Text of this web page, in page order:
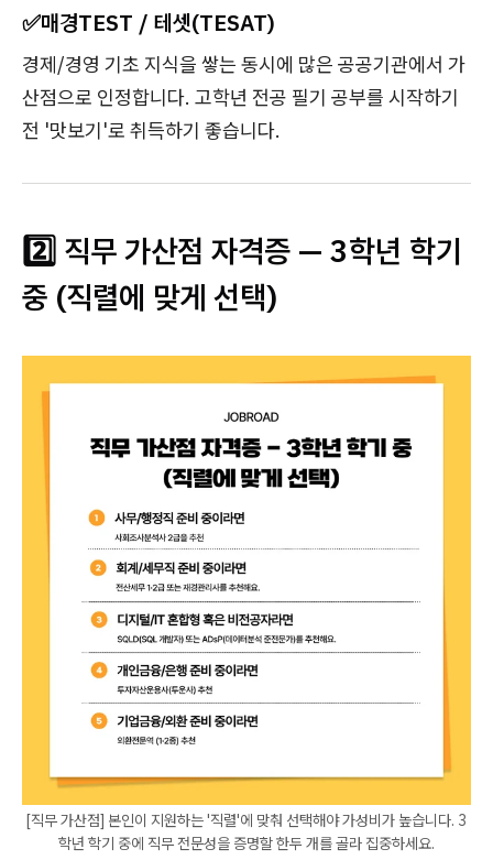
✅매경TEST / 테셋(TESAT)
경제/경영 기초 지식을 쌓는 동시에 많은 공공기관에서 가
산점으로 인정합니다. 고학년 전공 필기 공부를 시작하기
전 '맛보기'로 취득하기 좋습니다.
2️⃣ 직무 가산점 자격증 — 3학년 학기
중 (직렬에 맞게 선택)
[직무 가산점] 본인이 지원하는 '직렬'에 맞춰 선택해야 가성비가 높습니다. 3
학년 학기 중에 직무 전문성을 증명할 한두 개를 골라 집중하세요.